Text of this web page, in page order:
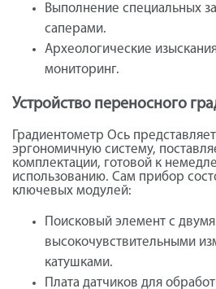
Выполнение специальных
саперами.
Археологические
мониторинг.
Устройство переносного
Градиентометр Ось
эргономичную систему,
комплектации, готовой к
использованию. Сам прибор
ключевых модулей:
Поисковый элемент с двумя
высокочувствительными
катушками.
Плата датчиков для